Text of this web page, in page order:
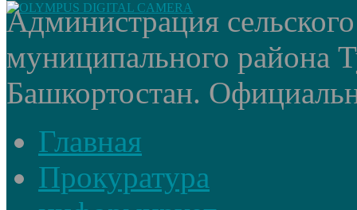
Администрация
муниципального района
Башкортостан.
Главная
Прокуратура